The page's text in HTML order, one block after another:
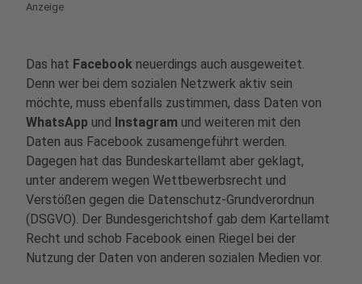
Anzeige
Das hat Facebook neuerdings auch ausgeweitet.
Denn wer bei dem sozialen Netzwerk aktiv sein
möchte, muss ebenfalls zustimmen, dass Daten von
WhatsApp und Instagram und weiteren mit den
Daten aus Facebook zusamengeführt werden.
Dagegen hat das Bundeskartellamt aber geklagt,
unter anderem wegen Wettbewerbsrecht und
Verstößen gegen die Datenschutz-Grundverordnun
(DSGVO). Der Bundesgerichtshof gab dem Kartellamt
Recht und schob Facebook einen Riegel bei der
Nutzung der Daten von anderen sozialen Medien vor.